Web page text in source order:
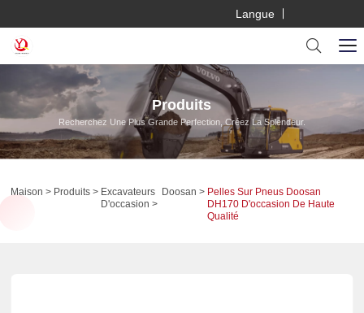
Langue
Produits
Recherchez Une Plus Grande Perfection, Créez La Splendeur.
Maison Produits
Excavateurs
D'occasion
Doosan
Pelles Sur Pneus Doosan
DH170 D'occasion De Haute
Qualité